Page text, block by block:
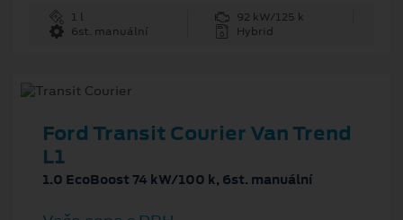
1 l
92 kW/125 k
6st. manuální
Hybrid
Ford Transit Courier Van Trend
L1
1.0 EcoBoost 74 kW/100 k, 6st. manuální